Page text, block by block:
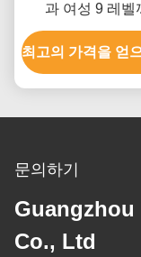
과 여성 9 레벨
최고의 가격을 얻
문의하기
Guangzhou
Co., Ltd